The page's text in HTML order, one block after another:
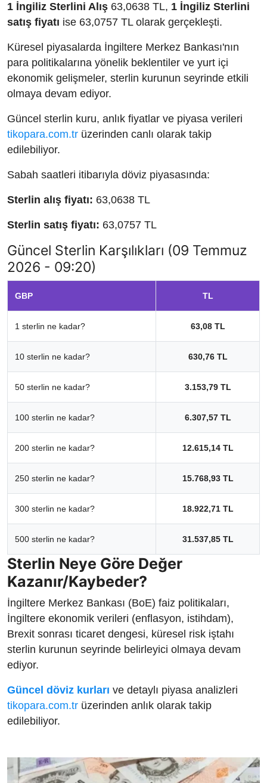
1 İngiliz Sterlini Alış 63,0638 TL, 1 İngiliz Sterlini
satış fiyatı ise 63,0757 TL olarak gerçekleşti.
Küresel piyasalarda İngiltere Merkez Bankası'nın
para politikalarına yönelik beklentiler ve yurt içi
ekonomik gelişmeler, sterlin kurunun seyrinde etkili
olmaya devam ediyor.
Güncel sterlin kuru, anlık fiyatlar ve piyasa verileri
tikopara.com.tr üzerinden canlı olarak takip
edilebiliyor.
Sabah saatleri itibarıyla döviz piyasasında:
Sterlin alış fiyatı: 63,0638 TL
Sterlin satış fiyatı: 63,0757 TL
Güncel Sterlin Karşılıkları (09 Temmuz
2026 - 09:20)
GBP TL
1 sterlin ne kadar? 63,08 TL
10 sterlin ne kadar? 630,76 TL
50 sterlin ne kadar? 3.153,79 TL
100 sterlin ne kadar? 6.307,57 TL
200 sterlin ne kadar? 12.615,14 TL
250 sterlin ne kadar? 15.768,93 TL
300 sterlin ne kadar? 18.922,71 TL
500 sterlin ne kadar? 31.537,85 TL
Sterlin Neye Göre Değer
Kazanır/Kaybeder?
İngiltere Merkez Bankası (BoE) faiz politikaları,
İngiltere ekonomik verileri (enflasyon, istihdam),
Brexit sonrası ticaret dengesi, küresel risk iştahı
sterlin kurunun seyrinde belirleyici olmaya devam
ediyor.
Güncel döviz kurları ve detaylı piyasa analizleri
tikopara.com.tr üzerinden anlık olarak takip
edilebiliyor.